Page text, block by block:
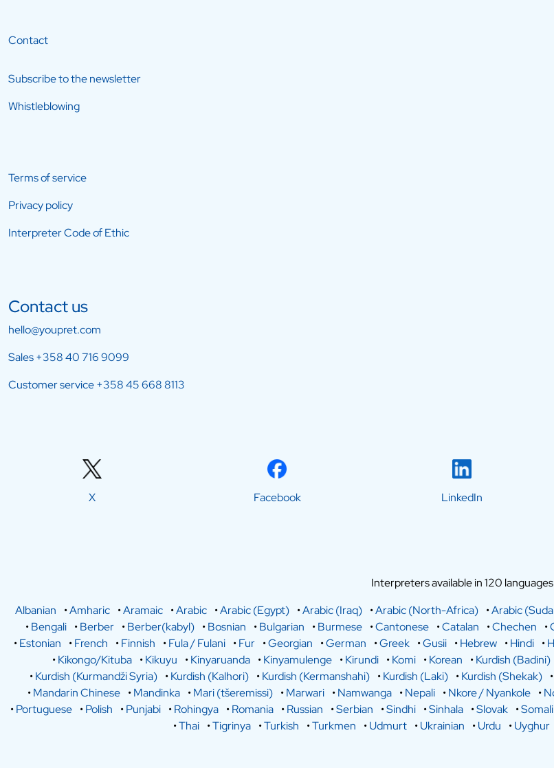
Contact
Subscribe to the newsletter
Whistleblowing
Terms of service
Privacy policy
Interpreter Code of Ethic
Contact us
hello@youpret.com
Sales+358 40 716 9099
Customer service+358 45 668 8113
X Facebook LinkedIn
Interpreters available in 120 languages
Albanian
•Amharic •Aramaic •Arabic •Arabic (Egypt) •Arabic (Iraq) •Arabic (North-Africa) •Arabic
•Bengali •Berber •Berber(kabyl) •Bosnian •Bulgarian •Burmese •Cantonese •Catalan •Chechen •
•Estonian •French •Finnish •Fula / Fulani •Fur •Georgian •German •Greek •Gusii •Hebrew •Hindi •
•Kikongo/Kituba •Kikuyu •Kinyaruanda •Kinyamulenge •Kirundi •Komi •Korean •Kurdish (Badini)
•Kurdish (Kurmandži Syria) •Kurdish (Kalhori) •Kurdish (Kermanshahi) •Kurdish (Laki) •Kurdish (Shekak) •
•Mandarin Chinese •Mandinka •Mari (tšeremissi) •Marwari •Namwanga •Nepali •Nkore / Nyankole •
•Portuguese •Polish •Punjabi •Rohingya •Romania •Russian •Serbian •Sindhi •Sinhala •Slovak •Somali
•Thai •Tigrinya •Turkish •Turkmen •Udmurt •Ukrainian •Urdu •Uyghur